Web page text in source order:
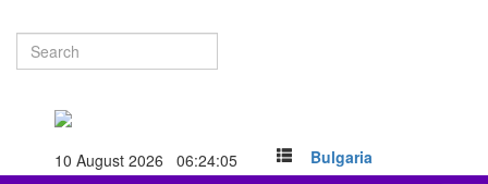
10 August 2026 06:24:05 Bulgaria